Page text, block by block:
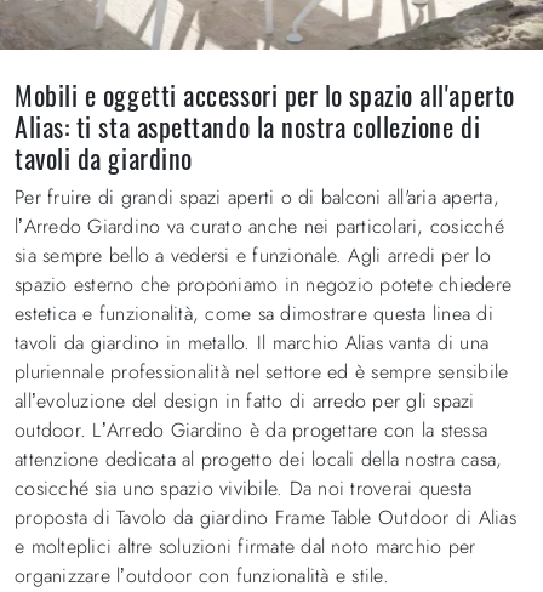
Mobili e oggetti accessori per lo spazio all'aperto
Alias: ti sta aspettando la nostra collezione di
tavoli da giardino
Per fruire di grandi spazi aperti o di balconi all'aria aperta,
l’Arredo Giardino va curato anche nei particolari, cosicché
sia sempre bello a vedersi e funzionale. Agli arredi per lo
spazio esterno che proponiamo in negozio potete chiedere
estetica e funzionalità, come sa dimostrare questa linea di
tavoli da giardino in metallo. Il marchio Alias vanta di una
pluriennale professionalità nel settore ed è sempre sensibile
all’evoluzione del design in fatto di arredo per gli spazi
outdoor. L’Arredo Giardino è da progettare con la stessa
attenzione dedicata al progetto dei locali della nostra casa,
cosicché sia uno spazio vivibile. Da noi troverai questa
proposta di Tavolo da giardino Frame Table Outdoor di Alias
e molteplici altre soluzioni firmate dal noto marchio per
organizzare l’outdoor con funzionalità e stile.